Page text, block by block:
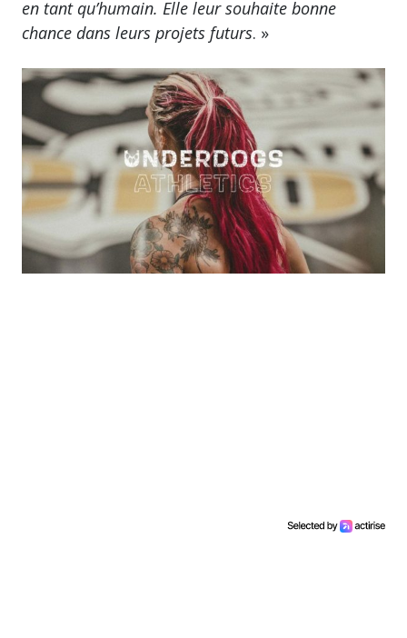
en tant qu’humain. Elle leur souhaite bonne
chance dans leurs projets futurs. »